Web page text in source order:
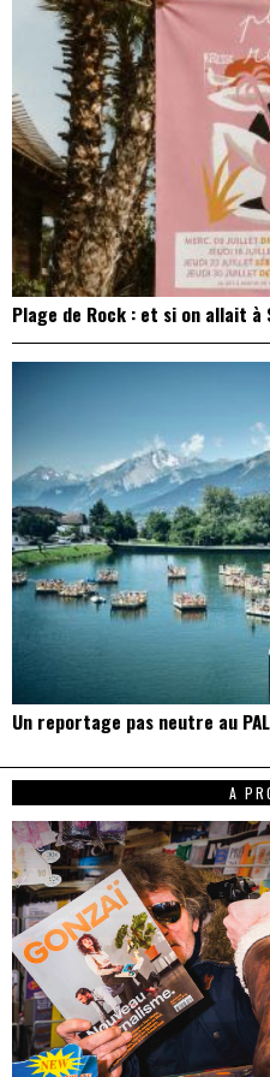
Plage de Rock : et si on allait à
Un reportage pas neutre au
A